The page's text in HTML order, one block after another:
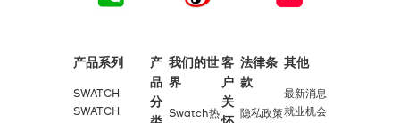
产品系列
SWATCH
SWATCH
产
品
分
我们的世
界
Swatch热
客
户
关
法律条
款
隐私政策
其他
最新消息
就业机会